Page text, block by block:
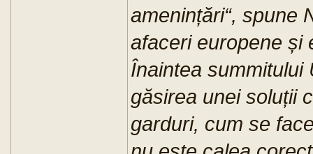
amenințări“, spune
afaceri europene și
Înaintea summitului
găsirea unei soluții
garduri, cum se